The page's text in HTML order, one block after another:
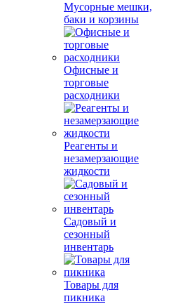
Мусорные мешки,
баки и корзины
Офисные и
торговые
расходники
Реагенты и
незамерзающие
жидкости
Садовый и
сезонный
инвентарь
Товары для
пикника